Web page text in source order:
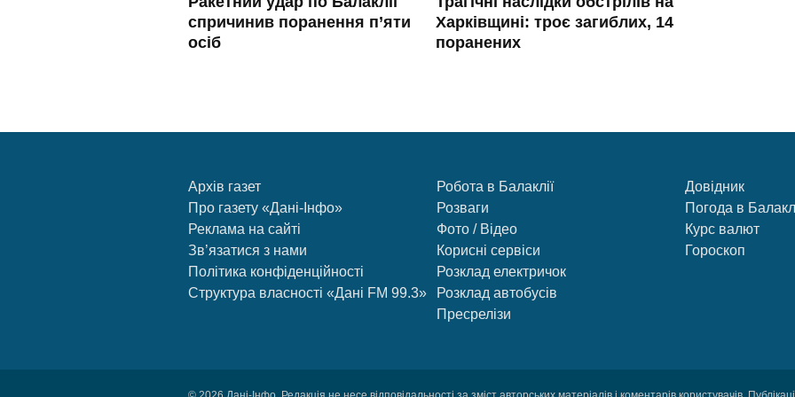
спричинив поранення п’яти
осіб
Харківщині: троє загиблих, 14
поранених
Архів газет
Про газету «Дані-Інфо»
Реклама на сайті
Зв’язатися з нами
Політика конфіденційності
Структура власності «Дані FM 99.3»
Робота в Балаклії
Розваги
Фото / Відео
Корисні сервіси
Розклад електричок
Розклад автобусів
Пресрелізи
Довідник
Погода в
Курс валют
Гороскоп